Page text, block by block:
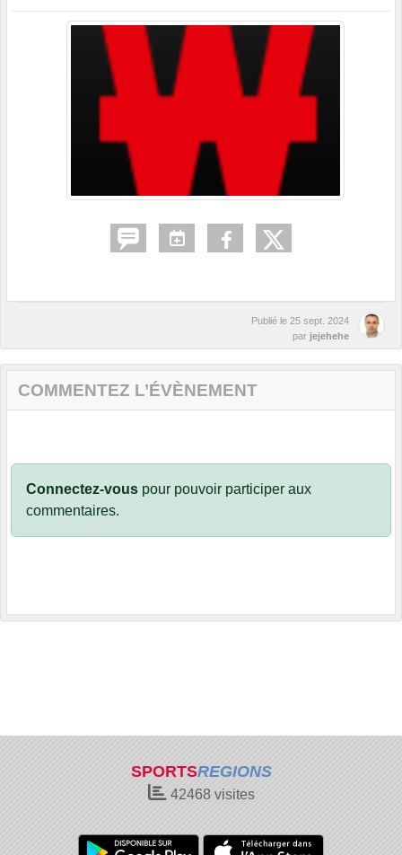
Publié le 25 sept. 2024
par jejehehe
COMMENTEZ L’ÉVÈNEMENT
Connectez-vous pour pouvoir participer aux
commentaires.
SPORTSREGIONS
42468visites